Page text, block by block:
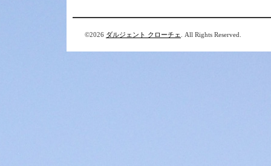
©2026 ダルジェント クローチェ . All Rights Reserved.